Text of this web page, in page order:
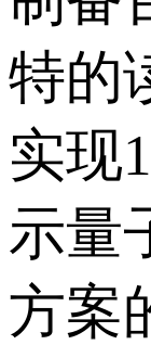
特的
实现
示量
方案